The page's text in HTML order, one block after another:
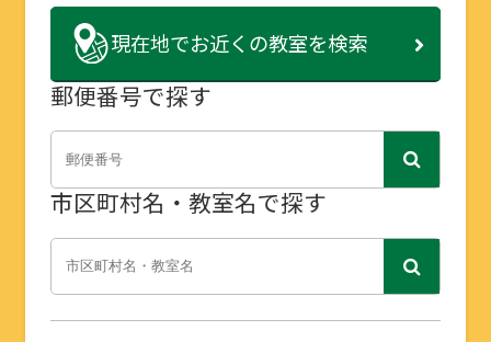
現在地でお近くの教室を検索
郵便番号で探す
市区町村名・教室名で探す